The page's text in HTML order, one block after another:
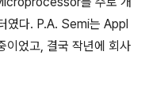
였다. P.A. Semi는 Appl
이었고, 결국 작년에 회사